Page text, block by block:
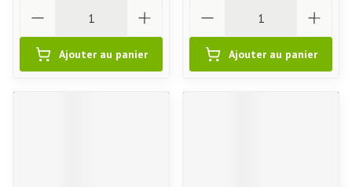
Ajouter au panier Ajouter au panier